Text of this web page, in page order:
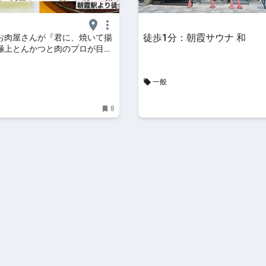
肉屋さんが『君に、焼いて揚
上とんかつと肉のプロが目利
8
徒歩1分：朝霞サウナ 和
一般